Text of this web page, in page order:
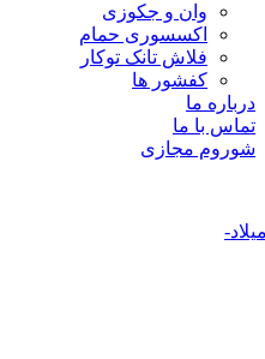
وان و جکوزی
اکسسوری حمام
فلاش تانک توکار
کفشور ها
درباره ما
تماس با ما
شوروم مجازی